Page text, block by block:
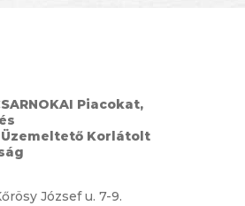
Piacokat,
Korlátolt
József u. 7-9.